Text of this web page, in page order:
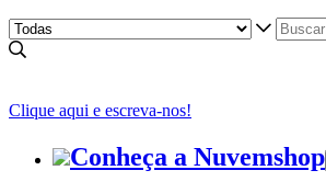
Clique aqui e escreva-nos!
Conheça a Nuvemshop